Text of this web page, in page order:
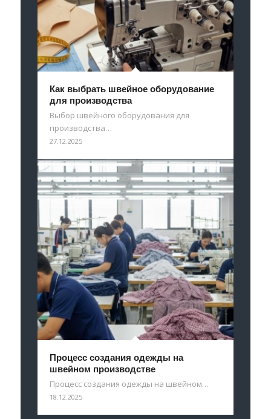
Как выбрать швейное оборудование
для производства
Выбор швейного оборудования для
производства…
27.12.2025
Процесс создания одежды на
швейном производстве
Процесс создания одежды на швейном…
18.12.2025